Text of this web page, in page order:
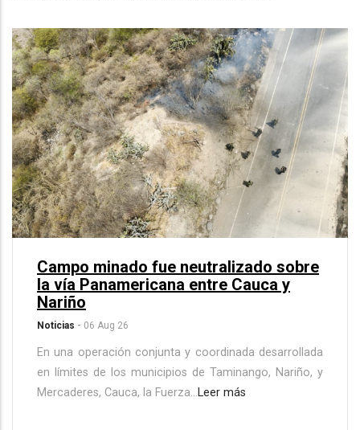
Campo minado fue neutralizado sobre
la vía Panamericana entre Cauca y
Nariño
Noticias - 06 Aug 26
En una operación conjunta y coordinada desarrollada
en límites de los municipios de Taminango, Nariño, y
Mercaderes, Cauca, la Fuerza…Leer más